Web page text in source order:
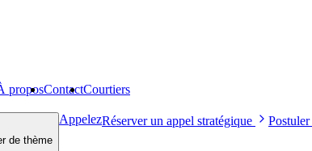
proposContactCourtiers
de thème
AppelezRéserver un appel stratégique